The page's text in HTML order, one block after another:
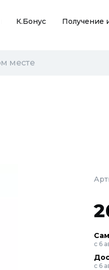
К.Бонус Получение
с 6
с 6